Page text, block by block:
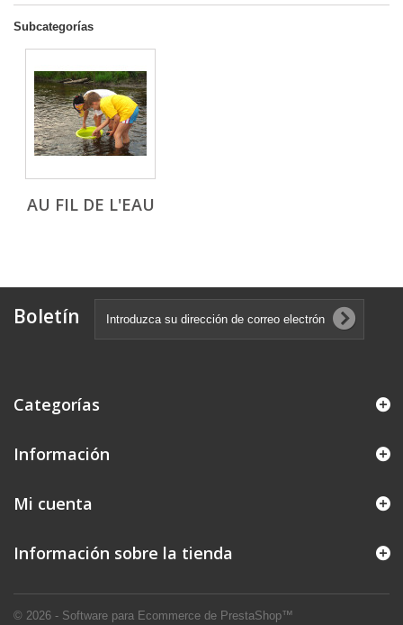
Subcategorías
AU FIL DE L'EAU
Boletín
Categorías
Información
© 2026 - Software para Ecommerce de PrestaShop™
Mi cuenta
Información sobre la tienda